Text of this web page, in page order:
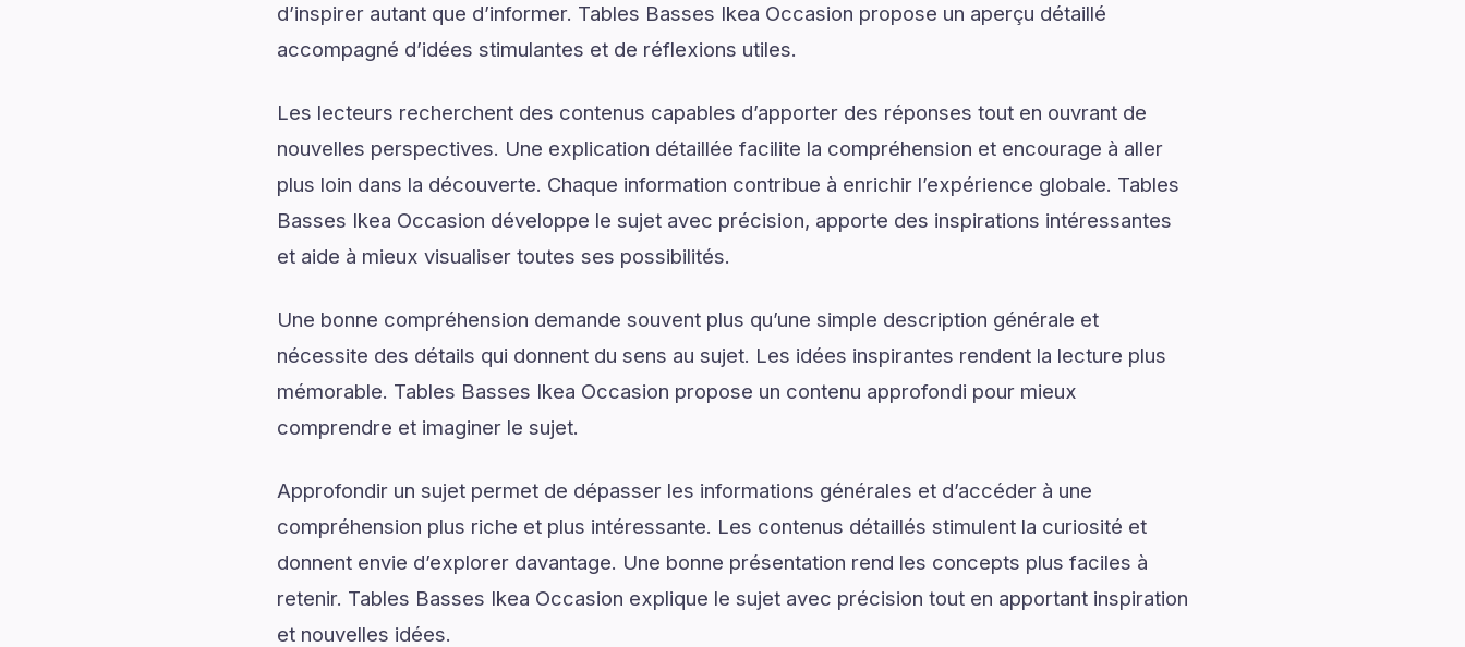
d’inspirer autant que d’informer. Tables Basses Ikea Occasion propose un aperçu détaillé
accompagné d’idées stimulantes et de réflexions utiles.
Les lecteurs recherchent des contenus capables d’apporter des réponses tout en ouvrant de
nouvelles perspectives. Une explication détaillée facilite la compréhension et encourage à aller
plus loin dans la découverte. Chaque information contribue à enrichir l’expérience globale. Tables
Basses Ikea Occasion développe le sujet avec précision, apporte des inspirations intéressantes
et aide à mieux visualiser toutes ses possibilités.
Une bonne compréhension demande souvent plus qu’une simple description générale et
nécessite des détails qui donnent du sens au sujet. Les idées inspirantes rendent la lecture plus
mémorable. Tables Basses Ikea Occasion propose un contenu approfondi pour mieux
comprendre et imaginer le sujet.
Approfondir un sujet permet de dépasser les informations générales et d’accéder à une
compréhension plus riche et plus intéressante. Les contenus détaillés stimulent la curiosité et
donnent envie d’explorer davantage. Une bonne présentation rend les concepts plus faciles à
retenir. Tables Basses Ikea Occasion explique le sujet avec précision tout en apportant inspiration
et nouvelles idées.